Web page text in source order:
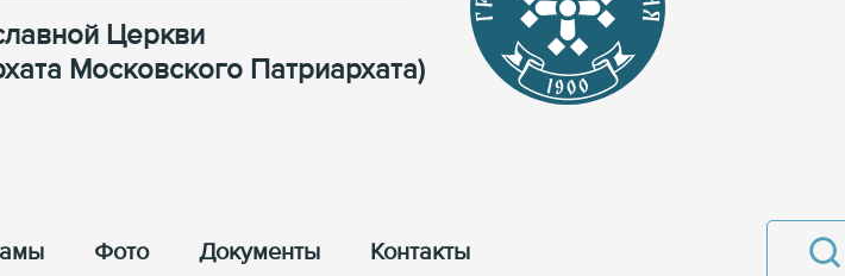
Церкви
Московского Патриархата)
Фото Документы Контакты